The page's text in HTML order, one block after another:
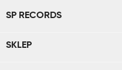
SP RECORDS
SKLEP